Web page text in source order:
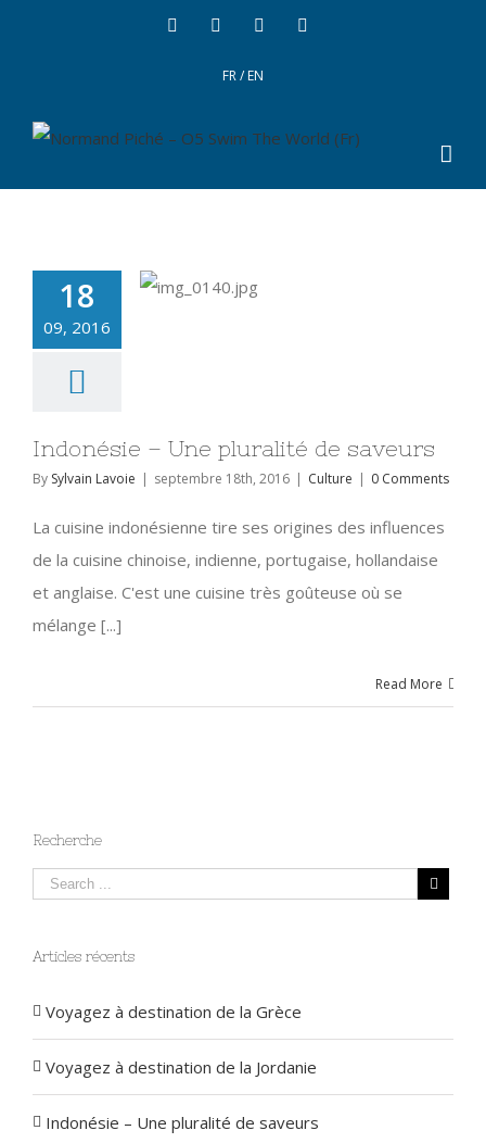
FR/EN
18
09, 2016
Indonésie – Une pluralité de saveurs
By Sylvain Lavoie | septembre 18th, 2016 | Culture | 0 Comments
La cuisine indonésienne tire ses origines des influences
de la cuisine chinoise, indienne, portugaise, hollandaise
et anglaise. C'est une cuisine très goûteuse où se
mélange [...]
Read More
Recherche
Articles récents
Voyagez à destination de la Grèce
Voyagez à destination de la Jordanie
Indonésie – Une pluralité de saveurs